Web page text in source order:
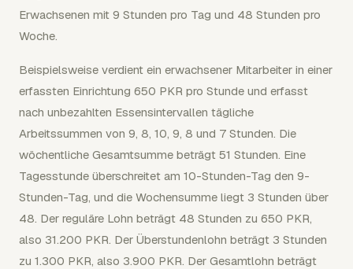
Erwachsenen mit 9 Stunden pro Tag und 48 Stunden pro
Woche.
Beispielsweise verdient ein erwachsener Mitarbeiter in einer
erfassten Einrichtung 650 PKR pro Stunde und erfasst
nach unbezahlten Essensintervallen tägliche
Arbeitssummen von 9, 8, 10, 9, 8 und 7 Stunden. Die
wöchentliche Gesamtsumme beträgt 51 Stunden. Eine
Tagesstunde überschreitet am 10-Stunden-Tag den 9-
Stunden-Tag, und die Wochensumme liegt 3 Stunden über
48. Der reguläre Lohn beträgt 48 Stunden zu 650 PKR,
also 31.200 PKR. Der Überstundenlohn beträgt 3 Stunden
zu 1.300 PKR, also 3.900 PKR. Der Gesamtlohn beträgt